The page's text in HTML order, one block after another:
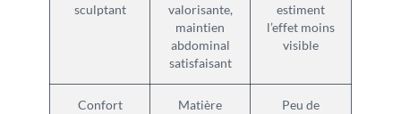
sculptant
valorisante,
maintien
abdominal
satisfaisant
estiment
l’effet moins
visible
Confort
Matière
Peu de